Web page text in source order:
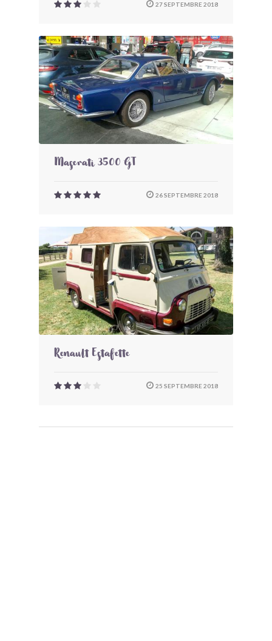
27 SEPTEMBRE 2018
Maserati 3500 GT
26 SEPTEMBRE 2018
Renault Estafette
25 SEPTEMBRE 2018